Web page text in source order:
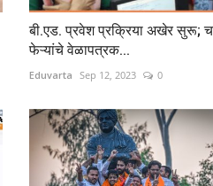
बी.एड. प्रवेश प्रक्रिया अखेर सुरू;
फेऱ्यांचे वेळापत्रक...
Eduvarta Sep 12, 2023 0